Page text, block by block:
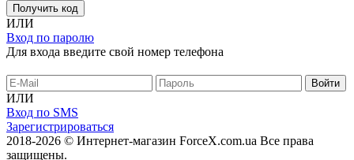
Получить код
ИЛИ
Вход по паролю
Для входа введите свой номер телефона
ИЛИ
Вход по SMS
Зарегистрироваться
2018-2026 © Интернет-магазин ForceX.com.ua Все права
защищены.